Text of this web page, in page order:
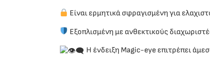
Είναι ερμητικά σφραγισμένη για
Εξοπλισμένη με ανθεκτικούς
Η ένδειξη Magic-eye επιτρέπει